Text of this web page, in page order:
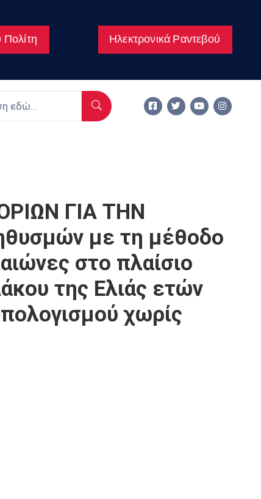
Ηλεκτρονικά Ραντεβού
ΓΙΑ ΤΗΝ
με τη μέθοδο
στο πλαίσιο
της Ελιάς ετών
χωρίς